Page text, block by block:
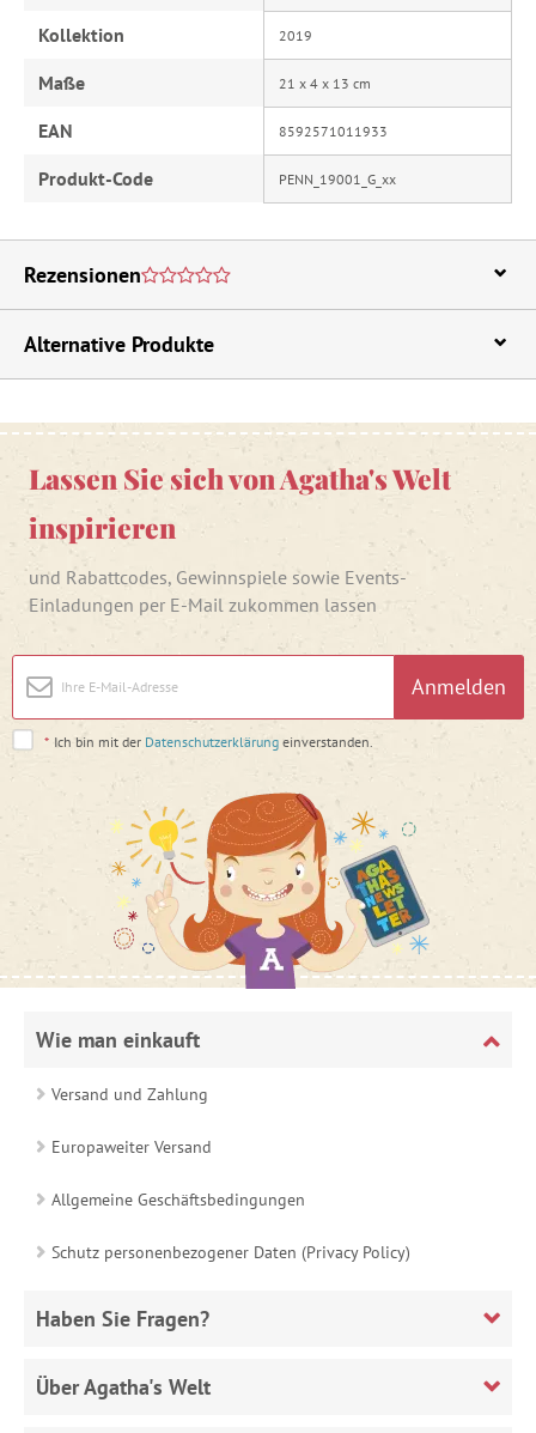
Kollektion 2019
Maße 21 x 4 x 13 cm
EAN 8592571011933
Produkt-Code PENN_19001_G_xx
Rezensionen
Alternative Produkte
Lassen Sie sich von Agatha's Welt
inspirieren
und Rabattcodes, Gewinnspiele sowie Events-
Einladungen per E-Mail zukommen lassen
Anmelden
* Ich bin mit der Datenschutzerklärung einverstanden.
Wie man einkauft
Versand und Zahlung
Europaweiter Versand
Allgemeine Geschäftsbedingungen
Schutz personenbezogener Daten (Privacy Policy)
Haben Sie Fragen?
Über Agatha's Welt